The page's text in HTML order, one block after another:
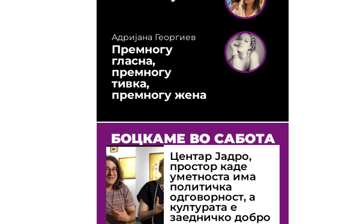
Адријана Георгиев
Премногу
гласна,
премногу
тивка,
премногу жена
БОЦКАМЕ ВО САБОТА
Центар Јадро,
простор каде
уметноста има
политичка
одговорност, а
културата е
заедничко добро